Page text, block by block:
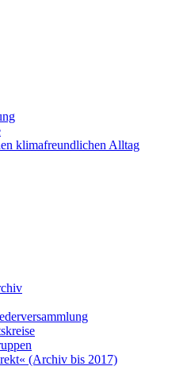
klimafreundlichen Alltag
(Archiv bis 2017)